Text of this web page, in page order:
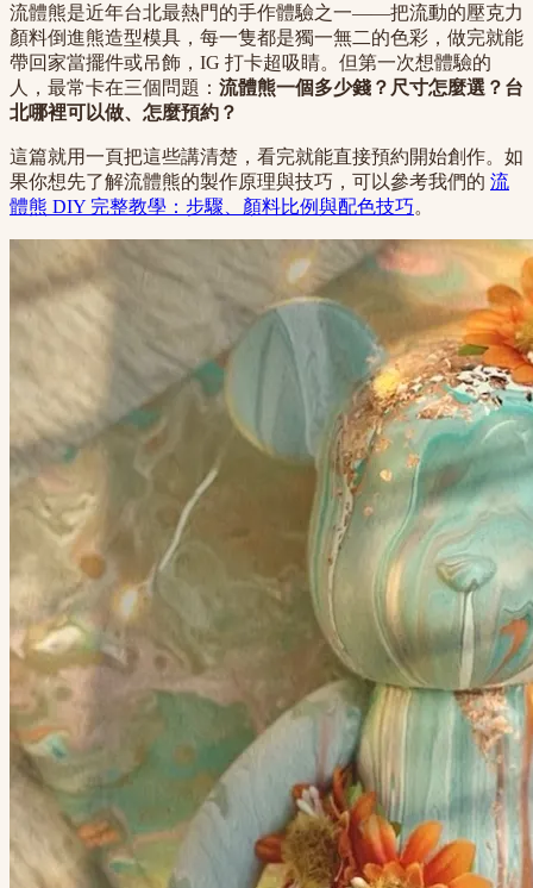
流體熊是近年台北最熱門的手作體驗之一——把流動的壓克力
顏料倒進熊造型模具，每一隻都是獨一無二的色彩，做完就能
帶回家當擺件或吊飾，IG 打卡超吸睛。但第一次想體驗的
人，最常卡在三個問題： 流體熊一個多少錢？尺寸怎麼選？台
北哪裡可以做、怎麼預約？
這篇就用一頁把這些講清楚，看完就能直接預約開始創作。如
果你想先了解流體熊的製作原理與技巧，可以參考我們的 流
體熊 DIY 完整教學：步驟、顏料比例與配色技巧。